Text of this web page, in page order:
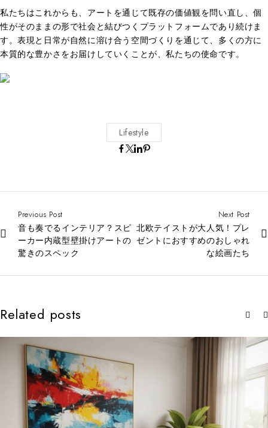
私たちはこれからも、アートを通じて既存の価値観を問い直し、個
性がそのままの形で社会と結びつくプラットフォームであり続けま
す。表現と日常が自然に溶け合う空間づくりを通じて、多くの方に
本質的な豊かさをお届けしていくことが、私たちの使命です。
Lifestyle
Previous Post
音も奏でるインテリア？スピ
ーカー内蔵型壁掛けアートの
驚きのスペック
Next Post
北欧テイストが大人気！プレ
ゼントにおすすめのおしゃれ
な絵画たち
Related posts